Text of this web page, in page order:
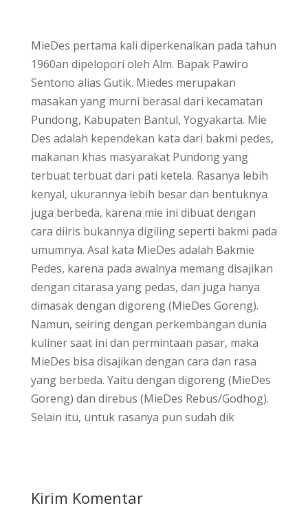
MieDes pertama kali diperkenalkan pada tahun
1960an dipelopori oleh Alm. Bapak Pawiro
Sentono alias Gutik. Miedes merupakan
masakan yang murni berasal dari kecamatan
Pundong, Kabupaten Bantul, Yogyakarta. Mie
Des adalah kependekan kata dari bakmi pedes,
makanan khas masyarakat Pundong yang
terbuat terbuat dari pati ketela. Rasanya lebih
kenyal, ukurannya lebih besar dan bentuknya
juga berbeda, karena mie ini dibuat dengan
cara diiris bukannya digiling seperti bakmi pada
umumnya. Asal kata MieDes adalah Bakmie
Pedes, karena pada awalnya memang disajikan
dengan citarasa yang pedas, dan juga hanya
dimasak dengan digoreng (MieDes Goreng).
Namun, seiring dengan perkembangan dunia
kuliner saat ini dan permintaan pasar, maka
MieDes bisa disajikan dengan cara dan rasa
yang berbeda. Yaitu dengan digoreng (MieDes
Goreng) dan direbus (MieDes Rebus/Godhog).
Selain itu, untuk rasanya pun sudah dik
Kirim Komentar